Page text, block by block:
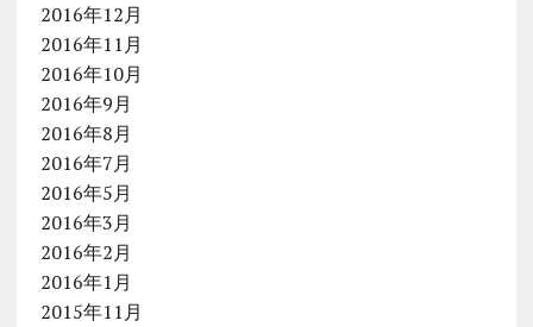
2016年12月
2016年11月
2016年10月
2016年9月
2016年8月
2016年7月
2016年5月
2016年3月
2016年2月
2016年1月
2015年11月